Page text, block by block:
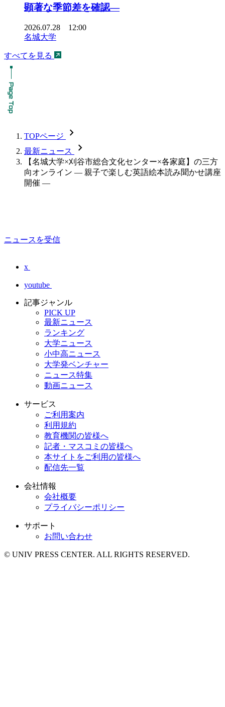
顕著な季節差を確認―
2026.07.28 12:00
名城大学
すべてを見る
TOPページ chevron_forward
最新ニュース chevron_forward
【名城大学×刈谷市総合文化センター×各家庭】の三方
向オンライン — 親子で楽しむ英語絵本読み聞かせ講座
開催 —
ニュースを受信
x
youtube
記事ジャンル
PICK UP
最新ニュース
ランキング
大学ニュース
小中高ニュース
大学発ベンチャー
ニュース特集
動画ニュース
サービス
ご利用案内
利用規約
教育機関の皆様へ
記者・マスコミの皆様へ
本サイトをご利用の皆様へ
配信先一覧
会社情報
会社概要
プライバシーポリシー
サポート
お問い合わせ
© UNIV PRESS CENTER. ALL RIGHTS RESERVED.